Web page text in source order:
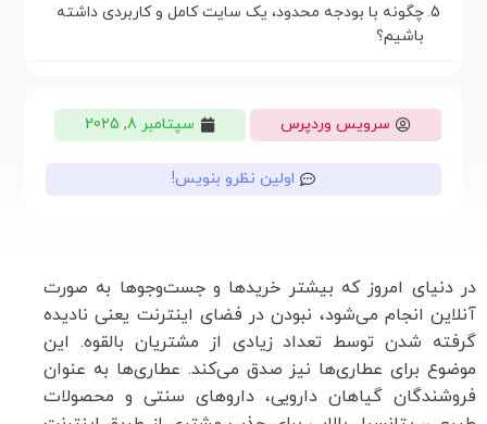
چگونه با بودجه محدود، یک سایت کامل و کاربردی داشته
باشیم؟
سرویس وردپرس سپتامبر 8, 2025
اولین نظرو بنویس!
در دنیای امروز که بیشتر خریدها و جست‌وجوها به صورت
آنلاین انجام می‌شود، نبودن در فضای اینترنت یعنی نادیده
گرفته شدن توسط تعداد زیادی از مشتریان بالقوه. این
موضوع برای عطاری‌ها نیز صدق می‌کند. عطاری‌ها به عنوان
فروشندگان گیاهان دارویی، داروهای سنتی و محصولات